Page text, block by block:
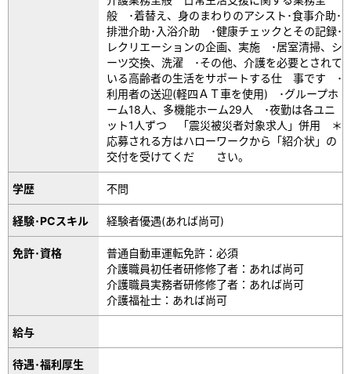
般 ･着替え、身のまわりのアシスト･食事介助･
排泄介助･入浴介助 ･健康チェックとその記録･
レクリエーションの企画、実施 ･居室清掃、シ
ーツ交換、洗濯 ･その他、介護を必要とされて
いる高齢者の生活をサポートする仕 事です ･
利用者の送迎(軽四ＡＴ車を使用) ･グループホ
ーム18人、多機能ホーム29人 ･夜勤は各ユニ
ット1人ずつ 「震災被災者対象求人」併用 ＊
応募される方はハローワークから「紹介状」の
交付を受けてくだ さい。
学歴 不問
経験･PCスキル 経験者優遇(あれば尚可)
免許･資格
普通自動車運転免許：必須
介護職員初任者研修修了者：あれば尚可
介護職員実務者研修修了者：あれば尚可
介護福祉士：あれば尚可
給与
待遇･福利厚生